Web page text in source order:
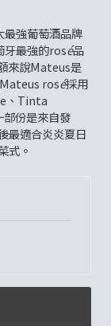
強葡萄酒品牌
牙最強的rosé品
來說Mateus是
rosé採用
、Tinta
份是來自發
最適合炎炎夏日
式。